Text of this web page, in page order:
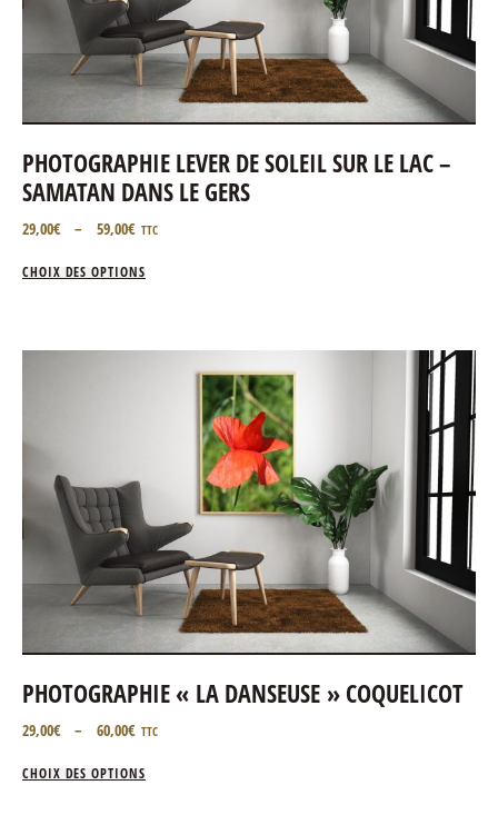
PHOTOGRAPHIE LEVER DE SOLEIL SUR LE LAC –
SAMATAN DANS LE GERS
29,00€ – 59,00€ TTC
CHOIX DES OPTIONS
PHOTOGRAPHIE « LA DANSEUSE » COQUELICOT
29,00€ – 60,00€ TTC
CHOIX DES OPTIONS